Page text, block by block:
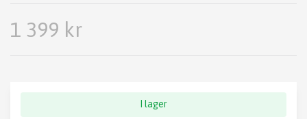
1 399 kr
I lager